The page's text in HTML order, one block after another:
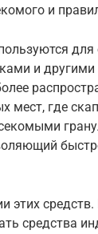
и
и
мест, где
этих
средства